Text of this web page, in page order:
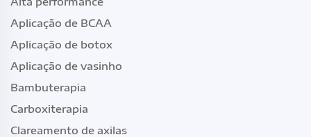
Aplicação de BCAA
Aplicação de botox
Aplicação de vasinho
Bambuterapia
Carboxiterapia
Clareamento de axilas